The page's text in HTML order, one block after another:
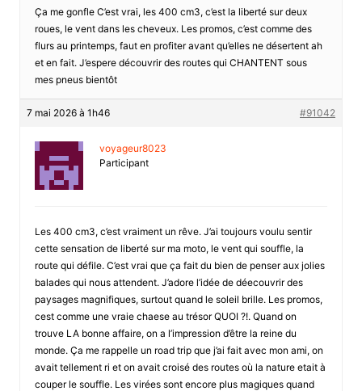
Ça me gonfle C’est vrai, les 400 cm3, c’est la liberté sur deux
roues, le vent dans les cheveux. Les promos, c’est comme des
flurs au printemps, faut en profiter avant qu’elles ne désertent ah
et en fait. J’espere découvrir des routes qui CHANTENT sous
mes pneus bientôt
7 mai 2026 à 1h46 #91042
voyageur8023
Participant
Les 400 cm3, c’est vraiment un rêve. J’ai toujours voulu sentir
cette sensation de liberté sur ma moto, le vent qui souffle, la
route qui défile. C’est vrai que ça fait du bien de penser aux jolies
balades qui nous attendent. J’adore l’idée de déecouvrir des
paysages magnifiques, surtout quand le soleil brille. Les promos,
cest comme une vraie chaese au trésor QUOI ?!. Quand on
trouve LA bonne affaire, on a l’impression d’être la reine du
monde. Ça me rappelle un road trip que j’ai fait avec mon ami, on
avait tellement ri et on avait croisé des routes où la nature etait à
couper le souffle. Les virées sont encore plus magiques quand